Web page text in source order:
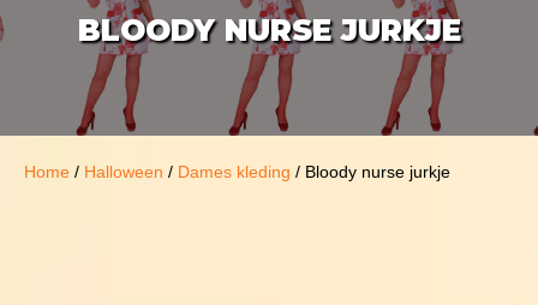
BLOODY NURSE JURKJE
Home / Halloween / Dames kleding / Bloody nurse jurkje